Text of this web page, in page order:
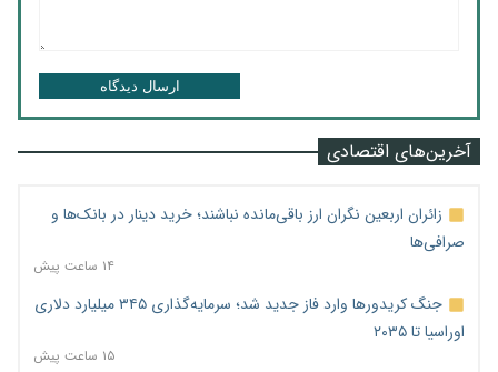
ارسال دیدگاه
آخرین‌های اقتصادی
زائران اربعین نگران ارز باقی‌مانده نباشند؛ خرید دینار در بانک‌ها و
صرافی‌ها
۱۴ ساعت پیش
جنگ کریدورها وارد فاز جدید شد؛ سرمایه‌گذاری ۳۴۵ میلیارد دلاری
اوراسیا تا ۲۰۳۵
۱۵ ساعت پیش